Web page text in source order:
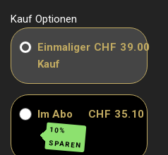
Kauf Optionen
Einmaliger
Kauf
CHF 39.00
Im Abo
10%
SPAREN
CHF 35.10